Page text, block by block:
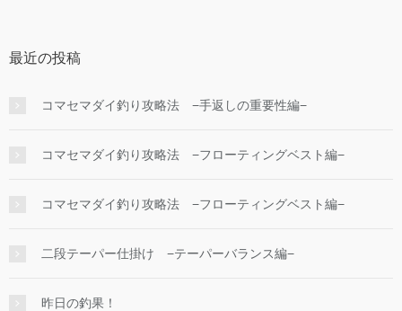
最近の投稿
コマセマダイ釣り攻略法 −手返しの重要性編−
コマセマダイ釣り攻略法 −フローティングベスト編−
コマセマダイ釣り攻略法 −フローティングベスト編−
二段テーパー仕掛け −テーパーバランス編−
昨日の釣果！